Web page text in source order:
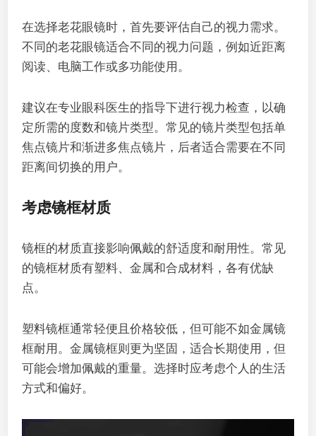
在选择老花眼镜时，首先要评估自己的视力需求。
不同的老花眼镜适合不同的视力问题，例如近距离
阅读、电脑工作或多功能使用。
建议在专业眼科医生的指导下进行视力检查，以确
定所需的度数和镜片类型。常见的镜片类型包括单
焦点镜片和渐进多焦点镜片，后者适合需要在不同
距离间切换的用户。
考虑镜框材质
镜框的材质直接影响佩戴的舒适度和耐用性。常见
的镜框材质有塑料、金属和合成材料，各有优缺
点。
塑料镜框通常轻便且价格较低，但可能不如金属镜
框耐用。金属镜框则更为坚固，适合长期使用，但
可能会增加佩戴的重量。选择时应考虑个人的生活
方式和偏好。